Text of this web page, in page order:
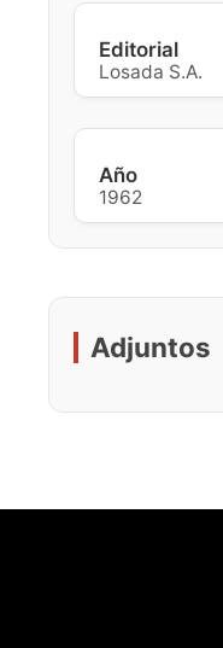
Editorial
Losada S.A.
Año
1962
Adjuntos